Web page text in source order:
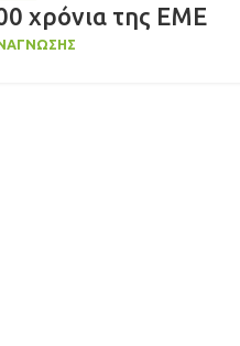
χρόνια της ΕΜΕ